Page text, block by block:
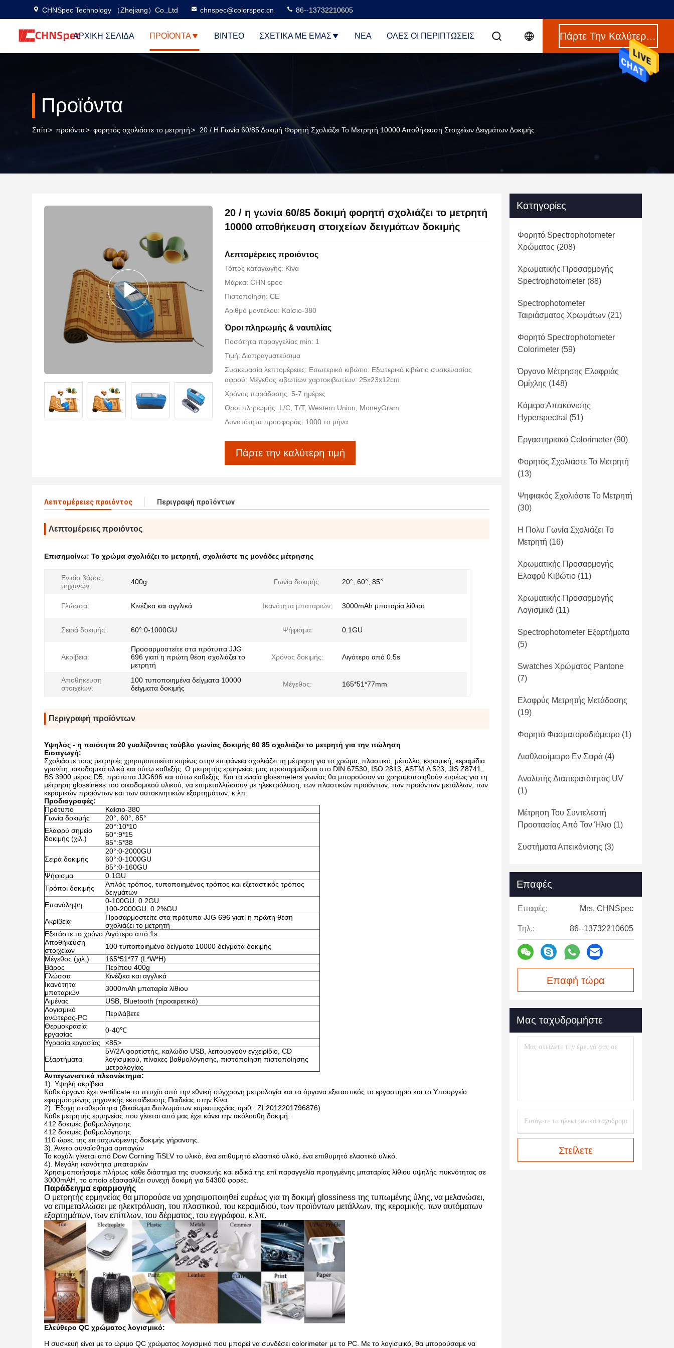
CHNSpec Technology （Zhejiang）Co.,Ltd chnspec@colorspec.cn 86--13732210605
ΑΡΧΙΚΉ ΣΕΛΊΔΑ ΠΡΟΪΌΝΤΑ ΒΊΝΤΕΟ ΣΧΕΤΙΚΆ ΜΕ ΕΜΆΣ ΝΈΑ ΌΛΕΣ ΟΙ ΠΕΡΙΠΤΏΣΕΙΣ Πάρτε Την Καλύτερη Τιμή
Προϊόντα
Σπίτι> προϊόντα> φορητός σχολιάστε το μετρητή> 20 / Η Γωνία 60/85 Δοκιμή Φορητή Σχολιάζει Το Μετρητή 10000 Αποθήκευση Στοιχείων Δειγμάτων Δοκιμής
20 / η γωνία 60/85 δοκιμή φορητή σχολιάζει το μετρητή
10000 αποθήκευση στοιχείων δειγμάτων δοκιμής
Λεπτομέρειες προιόντος
Τόπος καταγωγής: Κίνα
Μάρκα: CHN spec
Πιστοποίηση: CE
Αριθμό μοντέλου: Καίσιο-380
Όροι πληρωμής & ναυτιλίας
Ποσότητα παραγγελίας min: 1
Τιμή: Διαπραγματεύσιμα
Συσκευασία λεπτομέρειες: Εσωτερικό κιβώτιο: Εξωτερικό κιβώτιο συσκευασίας
αφρού: Μέγεθος κιβωτίων χαρτοκιβωτίων: 25x23x12cm
Χρόνος παράδοσης: 5-7 ημέρες
Όροι πληρωμής: L/C, T/T, Western Union, MoneyGram
Δυνατότητα προσφοράς: 1000 το μήνα
Πάρτε την καλύτερη τιμή
Λεπτομέρειες προιόντος Περιγραφή προϊόντων
Λεπτομέρειες προιόντος
Επισημαίνω: Το χρώμα σχολιάζει το μετρητή, σχολιάστε τις μονάδες μέτρησης
Ενιαίο βάρος
μηχανών:
400g Γωνία δοκιμής: 20°, 60°, 85°
Γλώσσα: Κινέζικα και αγγλικά Ικανότητα μπαταριών: 3000mAh μπαταρία λίθιου
Σειρά δοκιμής: 60°:0-1000GU Ψήφισμα: 0.1GU
Ακρίβεια:
Προσαρμοστείτε στα πρότυπα JJG
696 γιατί η πρώτη θέση σχολιάζει το
μετρητή
Χρόνος δοκιμής: Λιγότερο από 0.5s
Αποθήκευση
στοιχείων:
100 τυποποιημένα δείγματα 10000
δείγματα δοκιμής
Μέγεθος: 165*51*77mm
Περιγραφή προϊόντων
Υψηλός - η ποιότητα 20 γυαλίζοντας τούβλο γωνίας δοκιμής 60 85 σχολιάζει το μετρητή για την πώληση
Εισαγωγή:
Σχολιάστε τους μετρητές χρησιμοποιείται κυρίως στην επιφάνεια σχολιάζει τη μέτρηση για το χρώμα, πλαστικό, μέταλλο, κεραμική, κεραμίδια
γρανίτη, οικοδομικά υλικά και ούτω καθεξής. Ο μετρητής ερμηνείας μας προσαρμόζεται στο DIN 67530, ISO 2813, ASTM Δ 523, JIS Z8741,
BS 3900 μέρος D5, πρότυπα JJG696 και ούτω καθεξής. Και τα ενιαία glossmeters γωνίας θα μπορούσαν να χρησιμοποιηθούν ευρέως για τη
μέτρηση glossiness του οικοδομικού υλικού, να επιμεταλλώσουν με ηλεκτρόλυση, των πλαστικών προϊόντων, των προϊόντων μετάλλων, των
κεραμικών προϊόντων και των αυτοκινητικών εξαρτημάτων, κ.λπ.
Προδιαγραφές:
Πρότυπο
Καίσιο-380
Γωνία δοκιμής
20°, 60°, 85°
Ελαφρύ σημείο
δοκιμής (χιλ.)
20°:10*10
60°:9*15
85°:5*38
Σειρά δοκιμής
20°:0-2000GU
60°:0-1000GU
85°:0-160GU
Ψήφισμα
0.1GU
Τρόποι δοκιμής
Απλός τρόπος, τυποποιημένος τρόπος και εξεταστικός τρόπος
δειγμάτων
Επανάληψη
0-100GU: 0.2GU
100-2000GU: 0.2%GU
Ακρίβεια
Προσαρμοστείτε στα πρότυπα JJG 696 γιατί η πρώτη θέση
σχολιάζει το μετρητή
Εξετάστε το χρόνο Λιγότερο από 1s
Αποθήκευση
στοιχείων
100 τυποποιημένα δείγματα 10000 δείγματα δοκιμής
Μέγεθος (χιλ.)
165*51*77 (L*W*H)
Βάρος
Περίπου 400g
Γλώσσα
Κινέζικα και αγγλικά
Ικανότητα
μπαταριών
3000mAh μπαταρία λίθιου
Λιμένας
USB, Bluetooth (προαιρετικό)
Λογισμικό
ανώτερος-PC
Περιλάβετε
Θερμοκρασία
εργασίας
0-40℃
Υγρασία εργασίας
<85>
Εξαρτήματα
5V/2A φορτιστής, καλώδιο USB, λειτουργούν εγχειρίδιο, CD
λογισμικού, πίνακες βαθμολόγησης, πιστοποίηση πιστοποίησης
μετρολογίας
Ανταγωνιστικό πλεονέκτημα:
1). Υψηλή ακρίβεια
Κάθε όργανο έχει vertificate το πτυχίο από την εθνική σύγχρονη μετρολογία και τα όργανα εξεταστικός το εργαστήριο και το Υπουργείο
εφαρμοσμένης μηχανικής εκπαίδευσης Παιδείας στην Κίνα.
2). Έξοχη σταθερότητα (δικαίωμα διπλωμάτων ευρεσιτεχνίας αριθ.: ZL2012201796876)
Κάθε μετρητής ερμηνείας που γίνεται από μας έχει κάνει την ακόλουθη δοκιμή:
412 δοκιμές βαθμολόγησης
412 δοκιμές βαθμολόγησης
110 ώρες της επιταχυνόμενης δοκιμής γήρανσης.
3). Άνετο συναίσθημα αρπαγών
Το κοχύλι γίνεται από Dow Corning TiSLV το υλικό, ένα επιθυμητό ελαστικό υλικό, ένα επιθυμητό ελαστικό υλικό.
4). Μεγάλη ικανότητα μπαταριών
Χρησιμοποιήσαμε πλήρως κάθε διάστημα της συσκευής και ειδικά της επί παραγγελία προηγμένης μπαταρίας λίθιου υψηλής πυκνότητας σε
3000mAH, το οποίο εξασφαλίζει συνεχή δοκιμή για 54300 φορές.
Παράδειγμα εφαρμογής
Ο μετρητής ερμηνείας θα μπορούσε να χρησιμοποιηθεί ευρέως για τη δοκιμή glossiness της τυπωμένης ύλης, να μελανώσει,
να επιμεταλλώσει με ηλεκτρόλυση, του πλαστικού, του κεραμιδιού, των προϊόντων μετάλλων, της κεραμικής, των αυτόματων
εξαρτημάτων, των επίπλων, του δέρματος, του εγγράφου, κ.λπ.
Ελεύθερο QC χρώματος λογισμικό:
Η συσκευή είναι με το ώριμο QC χρώματος λογισμικό που μπορεί να συνδέσει colorimeter με το PC. Με το λογισμικό, θα μπορούσαμε να
Κατηγορίες
Φορητό Spectrophotometer
Χρώματος (208)
Χρωματικής Προσαρμογής
Spectrophotometer (88)
Spectrophotometer
Ταιριάσματος Χρωμάτων (21)
Φορητό Spectrophotometer
Colorimeter (59)
Όργανο Μέτρησης Ελαφριάς
Ομίχλης (148)
Κάμερα Απεικόνισης
Hyperspectral (51)
Εργαστηριακό Colorimeter (90)
Φορητός Σχολιάστε Το Μετρητή
(13)
Ψηφιακός Σχολιάστε Το Μετρητή
(30)
Η Πολυ Γωνία Σχολιάζει Το
Μετρητή (16)
Χρωματικής Προσαρμογής
Ελαφρύ Κιβώτιο (11)
Χρωματικής Προσαρμογής
Λογισμικό (11)
Spectrophotometer Εξαρτήματα
(5)
Swatches Χρώματος Pantone
(7)
Ελαφρύς Μετρητής Μετάδοσης
(19)
Φορητό Φασματοραδιόμετρο (1)
Διαθλασίμετρο Εν Σειρά (4)
Αναλυτής Διαπερατότητας UV
(1)
Μέτρηση Του Συντελεστή
Προστασίας Από Τον Ήλιο (1)
Συστήματα Απεικόνισης (3)
Επαφές
Επαφές: Mrs. CHNSpec
Τηλ.: 86--13732210605
Επαφή τώρα
Μας ταχυδρομήστε
Στείλετε